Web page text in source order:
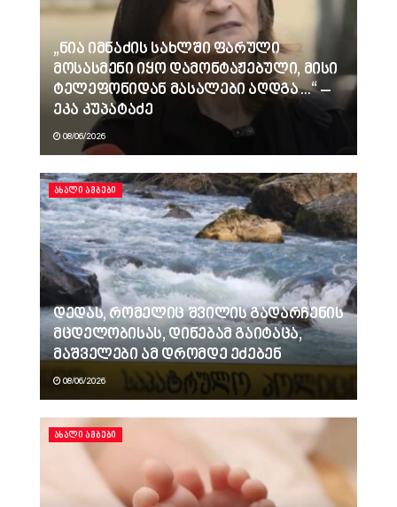
„ნია იმნაძის სახლში ფარული
მოსასმენი იყო დამონტაჟებული, მისი
ტელეფონიდან მასალები აღდგა…“ –
ეკა კუპატაძე
08/06/2026
ᲐᲮᲐᲚᲘ ᲐᲛᲑᲔᲑᲘ
დედას, რომელიც შვილის გადარჩენის
მცდელობისას, დინებამ გაიტაცა,
მაშველები ამ დრომდე ეძებენ
08/06/2026
ᲐᲮᲐᲚᲘ ᲐᲛᲑᲔᲑᲘ